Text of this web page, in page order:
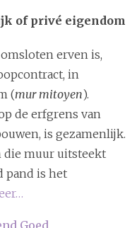
of privé eigendom
erven is,
in
(mur mitoyen).
de erfgrens van
is gezamenlijk.
die muur uitsteekt
pand is het
Goed